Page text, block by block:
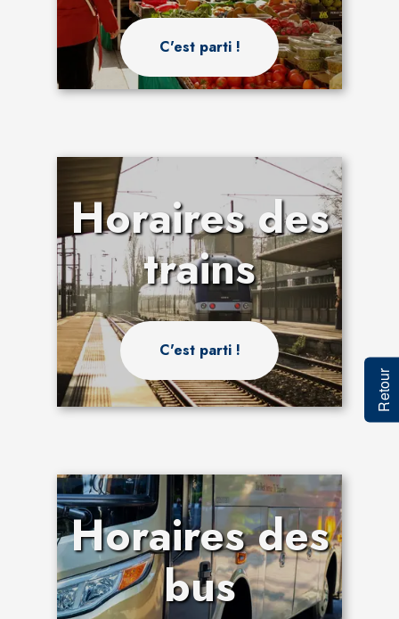
Horaires des
bus
C'est parti !
Horaires des
trains
C'est parti !
Retour